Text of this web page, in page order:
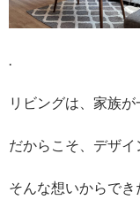
.
リビングは、家族が
だからこそ、デザイ
そんな想いからでき